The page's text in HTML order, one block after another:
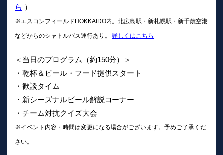
ら ）
※エスコンフィールドHOKKAIDO内。北広島駅・新札幌駅・新千歳空港
などからのシャトルバス運行あり。 詳しくはこちら
＜当日のプログラム（約150分）＞
・乾杯＆ビール・フード提供スタート
・歓談タイム
・新シーズナルビール解説コーナー
・チーム対抗クイズ大会
※イベント内容・時間は変更になる場合がございます。予めご了承くだ
さい。